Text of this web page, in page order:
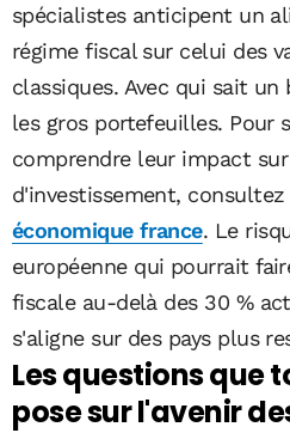
spécialistes anticipent un
régime fiscal sur celui des
classiques. Avec qui sait
les gros portefeuilles. Pour
comprendre leur impact
d'investissement,
économique france. Le
européenne qui pourrait
fiscale au-delà des 30 %
s'aligne sur des pays plus
Les questions que
pose sur l'avenir